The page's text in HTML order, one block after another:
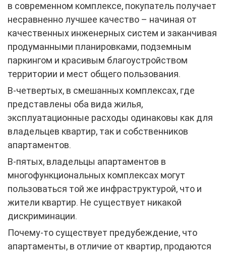
в современном комплексе, покупатель получает
несравненно лучшее качество – начиная от
качественных инженерных систем и заканчивая
продуманными планировками, подземным
паркингом и красивым благоустройством
территории и мест общего пользования.
В-четвертых, в смешанных комплексах, где
представлены оба вида жилья,
эксплуатационные расходы одинаковы как для
владельцев квартир, так и собственников
апартаментов.
В-пятых, владельцы апартаментов в
многофункциональных комплексах могут
пользоваться той же инфраструктурой, что и
жители квартир. Не существует никакой
дискриминации.
Почему-то существует предубеждение, что
апартаменты, в отличие от квартир, продаются